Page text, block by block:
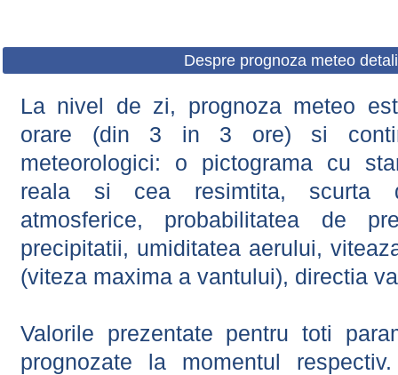
Despre prognoza meteo
La nivel de zi, prognoza meteo
orare (din 3 in 3 ore) si
meteorologici: o pictograma cu
reala si cea resimtita, scurta
atmosferice, probabilitatea de
precipitatii, umiditatea aerului,
(viteza maxima a vantului), directia
Valorile prezentate pentru toti
prognozate la momentul